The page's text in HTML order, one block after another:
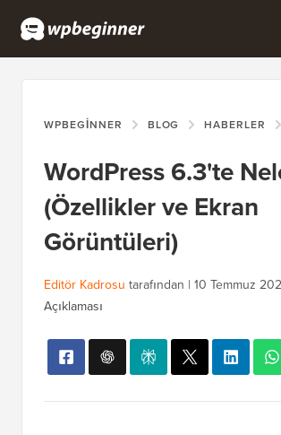
WPBEGINNER BLOG HABERLER
WordPress 6.3'te
(Özellikler ve Ekran
Görüntüleri)
Editör Kadrosu tarafından | 10 Temmuz
Açıklaması